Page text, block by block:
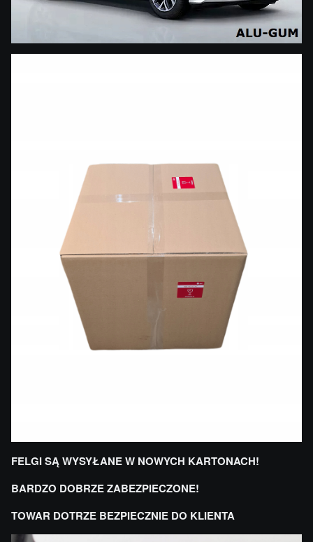
FELGI SĄ WYSYŁANE W NOWYCH KARTONACH!
BARDZO DOBRZE ZABEZPIECZONE!
TOWAR DOTRZE BEZPIECZNIE DO KLIENTA